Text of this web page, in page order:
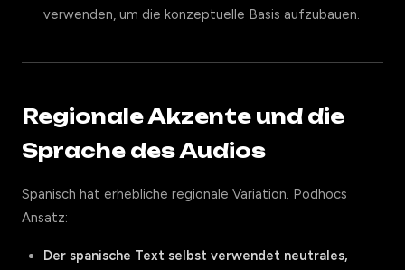
verwenden, um die konzeptuelle Basis aufzubauen.
Regionale Akzente und die
Sprache des Audios
Spanisch hat erhebliche regionale Variation. Podhocs
Ansatz:
Der spanische Text selbst verwendet neutrales,